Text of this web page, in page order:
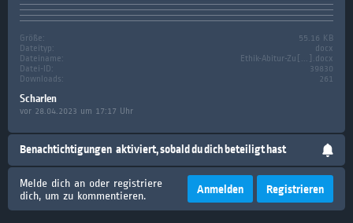
Größe:
55.16 KB
Dateityp:
docx
Dateiname:
Ethik-Abitur-Zu[...].docx
Datei-ID:
39830
Downloads:
261
Scharlen
vor 28.04.2023 um 17:17 Uhr
Benachtichtigungen aktiviert, sobald du dich beteiligt hast
Melde dich an oder registriere
dich, um zu kommentieren.
Anmelden Registrieren